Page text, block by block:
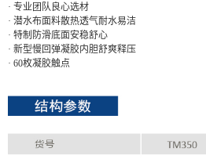
· 专业团队良心选材
· 潜水布面料散热透气耐水易洁
· 特制防滑底面安稳舒心
· 新型慢回弹凝胶内胆舒爽释压
· 60枚凝胶触点